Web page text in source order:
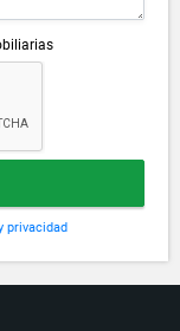
privacidad